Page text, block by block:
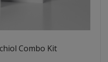
Combo Kit